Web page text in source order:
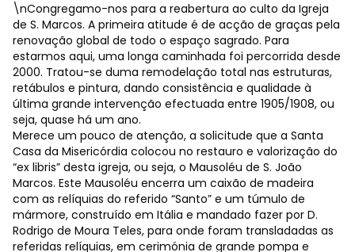
\nCongregamo-nos para a reabertura ao culto da Igreja
de S. Marcos. A primeira atitude é de acção de graças pela
renovação global de todo o espaço sagrado. Para
estarmos aqui, uma longa caminhada foi percorrida desde
2000. Tratou-se duma remodelação total nas estruturas,
retábulos e pintura, dando consistência e qualidade à
última grande intervenção efectuada entre 1905/1908, ou
seja, quase há um ano.
Merece um pouco de atenção, a solicitude que a Santa
Casa da Misericórdia colocou no restauro e valorização do
“ex libris” desta igreja, ou seja, o Mausoléu de S. João
Marcos. Este Mausoléu encerra um caixão de madeira
com as relíquias do referido “Santo” e um túmulo de
mármore, construído em Itália e mandado fazer por D.
Rodrigo de Moura Teles, para onde foram transladadas as
referidas relíquias, em cerimónia de grande pompa e